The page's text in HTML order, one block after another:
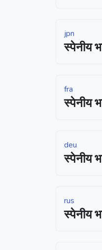
jpn
स्पेनीय
fra
स्पेनीय
deu
स्पेनीय
rus
स्पेनीय